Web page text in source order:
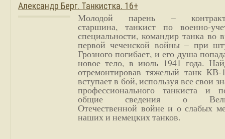
Александр Берг. Танкистка. 16+
Молодой парень –
старшина, танкист по военно-
специальности, командир танка во
первой чеченской войны – при
Грозного погибает, и его душа
новое тело, в июль 1941 года.
отремонтировав тяжелый танк
вступает в бой, используя все свои
профессионального танкиста и
общие сведения о
Отечественной войне и о слабых
наших и немецких танков.